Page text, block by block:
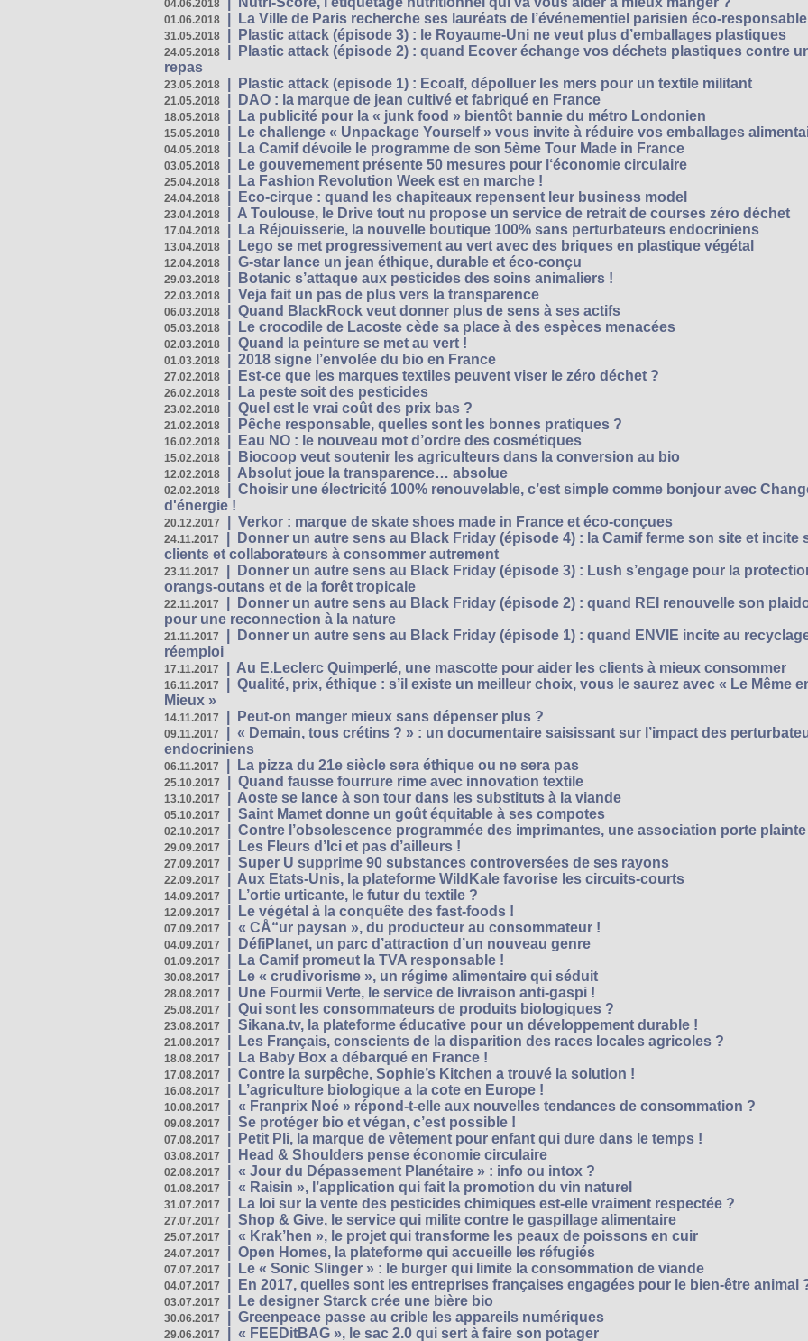
04.06.2018
01.06.2018 La Ville de Paris recherche ses lauréats de l’événementiel parisien éco-responsable
31.05.2018 Plastic attack (épisode 3) : le Royaume-Uni ne veut plus d’emballages plastiques
24.05.2018
Plastic attack (épisode 2) : quand Ecover échange vos déchets plastiques contre
repas
23.05.2018 Plastic attack (episode 1) : Ecoalf, dépolluer les mers pour un textile militant
21.05.2018 DAO : la marque de jean cultivé et fabriqué en France
18.05.2018 La publicité pour la « junk food » bientôt bannie du métro Londonien
15.05.2018 Le challenge « Unpackage Yourself » vous invite à réduire vos emballages
04.05.2018 La Camif dévoile le programme de son 5ème Tour Made in France
03.05.2018 Le gouvernement présente 50 mesures pour l‘économie circulaire
25.04.2018 La Fashion Revolution Week est en marche !
24.04.2018 Eco-cirque : quand les chapiteaux repensent leur business model
23.04.2018 A Toulouse, le Drive tout nu propose un service de retrait de courses zéro déchet
17.04.2018 La Réjouisserie, la nouvelle boutique 100% sans perturbateurs endocriniens
13.04.2018 Lego se met progressivement au vert avec des briques en plastique végétal
12.04.2018 G-star lance un jean éthique, durable et éco-conçu
29.03.2018 Botanic s’attaque aux pesticides des soins animaliers !
22.03.2018 Veja fait un pas de plus vers la transparence
06.03.2018 Quand BlackRock veut donner plus de sens à ses actifs
05.03.2018 Le crocodile de Lacoste cède sa place à des espèces menacées
02.03.2018 Quand la peinture se met au vert !
01.03.2018 2018 signe l’envolée du bio en France
27.02.2018 Est-ce que les marques textiles peuvent viser le zéro déchet ?
26.02.2018 La peste soit des pesticides
23.02.2018 Quel est le vrai coût des prix bas ?
21.02.2018 Pêche responsable, quelles sont les bonnes pratiques ?
16.02.2018 Eau NO : le nouveau mot d’ordre des cosmétiques
15.02.2018 Biocoop veut soutenir les agriculteurs dans la conversion au bio
12.02.2018 Absolut joue la transparence… absolue
02.02.2018
Choisir une électricité 100% renouvelable, c’est simple comme bonjour avec
d'énergie !
20.12.2017 Verkor : marque de skate shoes made in France et éco-conçues
24.11.2017
Donner un autre sens au Black Friday (épisode 4) : la Camif ferme son site et incite
clients et collaborateurs à consommer autrement
23.11.2017
Donner un autre sens au Black Friday (épisode 3) : Lush s’engage pour la
orangs-outans et de la forêt tropicale
22.11.2017
Donner un autre sens au Black Friday (épisode 2) : quand REI renouvelle son
pour une reconnection à la nature
21.11.2017
Donner un autre sens au Black Friday (épisode 1) : quand ENVIE incite au
réemploi
17.11.2017 Au E.Leclerc Quimperlé, une mascotte pour aider les clients à mieux consommer
16.11.2017
Qualité, prix, éthique : s’il existe un meilleur choix, vous le saurez avec « Le Même
Mieux »
14.11.2017 Peut-on manger mieux sans dépenser plus ?
09.11.2017
« Demain, tous crétins ? » : un documentaire saisissant sur l’impact des
endocriniens
06.11.2017 La pizza du 21e siècle sera éthique ou ne sera pas
25.10.2017 Quand fausse fourrure rime avec innovation textile
13.10.2017 Aoste se lance à son tour dans les substituts à la viande
05.10.2017 Saint Mamet donne un goût équitable à ses compotes
02.10.2017 Contre l’obsolescence programmée des imprimantes, une association porte plainte
29.09.2017 Les Fleurs d’Ici et pas d’ailleurs !
27.09.2017 Super U supprime 90 substances controversées de ses rayons
22.09.2017 Aux Etats-Unis, la plateforme WildKale favorise les circuits-courts
14.09.2017 L’ortie urticante, le futur du textile ?
12.09.2017 Le végétal à la conquête des fast-foods !
07.09.2017 « CÅ“ur paysan », du producteur au consommateur !
04.09.2017 DéfiPlanet, un parc d’attraction d’un nouveau genre
01.09.2017 La Camif promeut la TVA responsable !
30.08.2017 Le « crudivorisme », un régime alimentaire qui séduit
28.08.2017 Une Fourmii Verte, le service de livraison anti-gaspi !
25.08.2017 Qui sont les consommateurs de produits biologiques ?
23.08.2017 Sikana.tv, la plateforme éducative pour un développement durable !
21.08.2017 Les Français, conscients de la disparition des races locales agricoles ?
18.08.2017 La Baby Box a débarqué en France !
17.08.2017 Contre la surpêche, Sophie’s Kitchen a trouvé la solution !
16.08.2017 L’agriculture biologique a la cote en Europe !
10.08.2017 « Franprix Noé » répond-t-elle aux nouvelles tendances de consommation ?
09.08.2017 Se protéger bio et végan, c’est possible !
07.08.2017 Petit Pli, la marque de vêtement pour enfant qui dure dans le temps !
03.08.2017 Head & Shoulders pense économie circulaire
02.08.2017 « Jour du Dépassement Planétaire » : info ou intox ?
01.08.2017 « Raisin », l’application qui fait la promotion du vin naturel
31.07.2017 La loi sur la vente des pesticides chimiques est-elle vraiment respectée ?
27.07.2017 Shop & Give, le service qui milite contre le gaspillage alimentaire
25.07.2017 « Krak’hen », le projet qui transforme les peaux de poissons en cuir
24.07.2017 Open Homes, la plateforme qui accueille les réfugiés
07.07.2017 Le « Sonic Slinger » : le burger qui limite la consommation de viande
04.07.2017 En 2017, quelles sont les entreprises françaises engagées pour le bien-être animal
03.07.2017 Le designer Starck crée une bière bio
30.06.2017 Greenpeace passe au crible les appareils numériques
29.06.2017 « FEEDitBAG », le sac 2.0 qui sert à faire son potager